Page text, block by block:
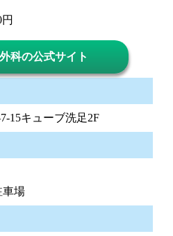
科の公式サイト
15キューブ洗足2F
車場